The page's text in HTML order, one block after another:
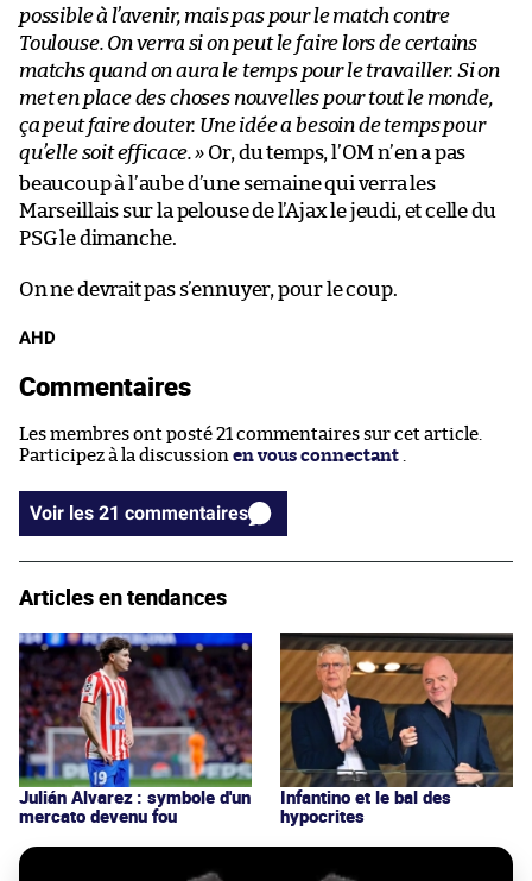
possible à l’avenir, mais pas pour le match contre
Toulouse. On verra si on peut le faire lors de certains
matchs quand on aura le temps pour le travailler. Si on
met en place des choses nouvelles pour tout le monde,
ça peut faire douter. Une idée a besoin de temps pour
qu’elle soit efficace.» Or, du temps, l’OM n’en a pas
beaucoup à l’aube d’une semaine qui verra les
Marseillais sur la pelouse de l’Ajax le jeudi, et celle du
PSG le dimanche.
On ne devrait pas s’ennuyer, pour le coup.
AHD
Commentaires
Les membres ont posté 21 commentaires sur cet article.
Participez à la discussion en vous connectant
Voir les 21 commentaires
Articles en tendances
Julián Alvarez : symbole d'un
mercato devenu fou
Infantino et le bal des
hypocrites